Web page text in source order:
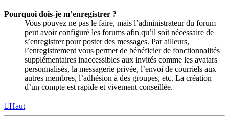
Pourquoi dois-je m’enregistrer ?
Vous pouvez ne pas le faire, mais l’administrateur du forum
peut avoir configuré les forums afin qu’il soit nécessaire de
s’enregistrer pour poster des messages. Par ailleurs,
l’enregistrement vous permet de bénéficier de fonctionnalités
supplémentaires inaccessibles aux invités comme les avatars
personnalisés, la messagerie privée, l’envoi de courriels aux
autres membres, l’adhésion à des groupes, etc. La création
d’un compte est rapide et vivement conseillée.
Haut